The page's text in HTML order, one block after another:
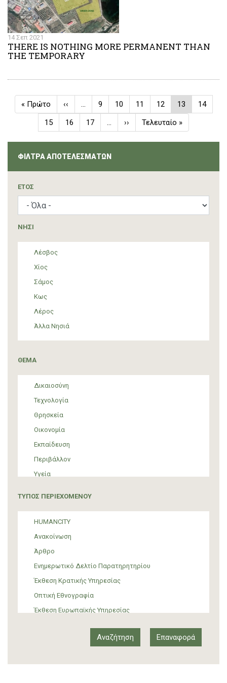
14 Σεπ 2021
THERE IS NOTHING MORE PERMANENT THAN
THE TEMPORARY
Σελιδοποίηση
First
page
« Πρώτο
Προηγούμενη
σελίδα
‹‹ … Σελίδα
9 Σελίδα
10 Σελίδα
11 Σελίδα
12
Τρέχουσα
σελίδα
13 Σελίδα
14
Σελίδα
15 Σελίδα
16 Σελίδα
17 …
Next
page
››
Last
page
Τελευταίο »
ΦΙΛΤΡΑ ΑΠΟΤΕΛΕΣΜΑΤΩΝ
ΈΤΟΣ
ΝΗΣΙ
Λέσβος
Χίος
Σάμος
Κως
Λέρος
Άλλα Νησιά
ΘΕΜΑ
Δικαιοσύνη
Τεχνολογία
Θρησκεία
Οικονομία
Εκπαίδευση
Περιβάλλον
Υγεία
ΜΜΕ
Θεσμικές ρυθμίσεις
Υποστήριξη Προσφύγων και Μεταναστών
Υλικός πολιτισμός
Τέχνη
ΤΥΠΟΣ ΠΕΡΙΕΧΟΜΕΝΟΥ
HUMANCITY
Ανακοίνωση
Άρθρο
Ενημερωτικό Δελτίο Παρατηρητηρίου
Έκθεση Κρατικής Υπηρεσίας
Οπτική Εθνογραφία
Έκθεση Ευρωπαϊκής Υπηρεσίας
Έκθεση διεθνούς οργανισμού